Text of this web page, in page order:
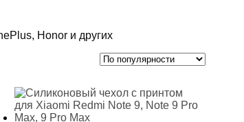
Honor и других